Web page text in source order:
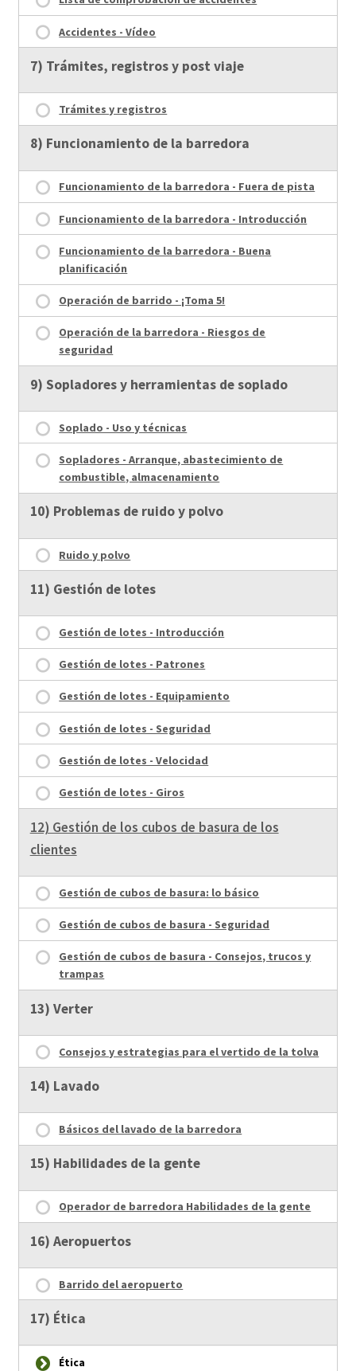
Accidentes - Vídeo
7) Trámites, registros y post viaje
Trámites y registros
8) Funcionamiento de la barredora
Funcionamiento de la barredora - Fuera de pista
Funcionamiento de la barredora - Introducción
Funcionamiento de la barredora - Buena
planificación
Operación de barrido - ¡Toma 5!
Operación de la barredora - Riesgos de
seguridad
9) Sopladores y herramientas de soplado
Soplado - Uso y técnicas
Sopladores - Arranque, abastecimiento de
combustible, almacenamiento
10) Problemas de ruido y polvo
Ruido y polvo
11) Gestión de lotes
Gestión de lotes - Introducción
Gestión de lotes - Patrones
Gestión de lotes - Equipamiento
Gestión de lotes - Seguridad
Gestión de lotes - Velocidad
Gestión de lotes - Giros
12) Gestión de los cubos de basura de los
clientes
Gestión de cubos de basura: lo básico
Gestión de cubos de basura - Seguridad
Gestión de cubos de basura - Consejos, trucos y
trampas
13) Verter
Consejos y estrategias para el vertido de la tolva
14) Lavado
Básicos del lavado de la barredora
15) Habilidades de la gente
Operador de barredora Habilidades de la gente
16) Aeropuertos
Barrido del aeropuerto
17) Ética
Ética